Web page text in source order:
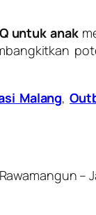
untuk anak
Malang,
–